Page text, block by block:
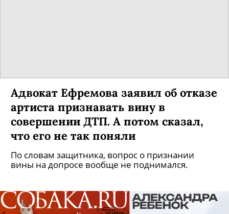
Кинотеатры в Москве могут
открыться в августе
Ранее предполагалось, что кинотеатры
возобновят работу 15 июля.